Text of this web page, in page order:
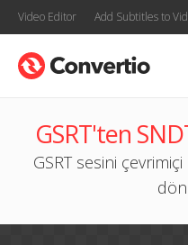
Video Editor Add Subtitles to
GSRT'ten
GSRT sesini